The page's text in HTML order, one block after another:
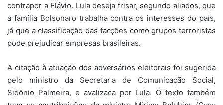
contrapor a Flávio. Lula deseja frisar, segundo aliados, que
a família Bolsonaro trabalha contra os interesses do país,
já que a classificação das facções como grupos terroristas
pode prejudicar empresas brasileiras.
A citação à atuação dos adversários eleitorais foi sugerida
pelo ministro da Secretaria de Comunicação Social,
Sidônio Palmeira, e avalizada por Lula. O texto também